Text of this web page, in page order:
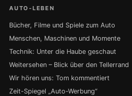
AUTO-LEBEN
Bücher, Filme und Spiele zum Auto
Menschen, Maschinen und Momente
Technik: Unter die Haube geschaut
Weitersehen – Blick über den Tellerrand
Wir hören uns: Tom kommentiert
Zeit-Spiegel „Auto-Werbung“